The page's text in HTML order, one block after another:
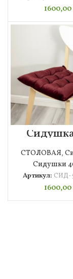
1600,00
СТОЛОВАЯ,
Сидушки
Артикул: СИД-
1600,00